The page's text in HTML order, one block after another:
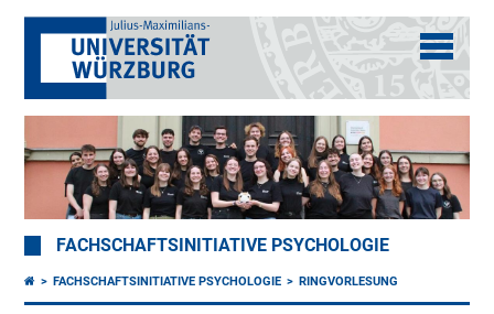
FACHSCHAFTSINITIATIVE PSYCHOLOGIE
FACHSCHAFTSINITIATIVE PSYCHOLOGIE RINGVORLESUNG